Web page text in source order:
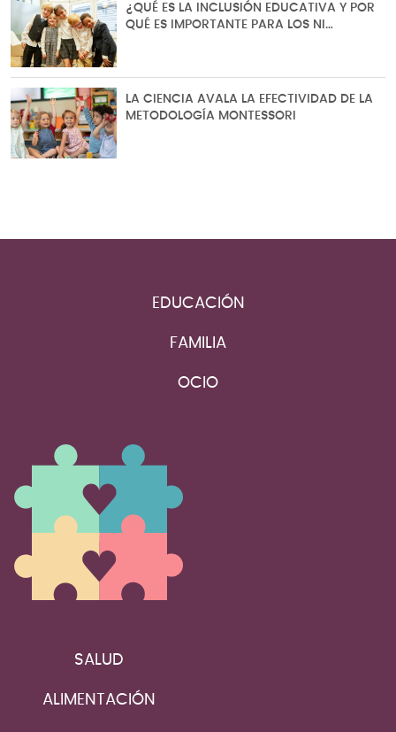
¿QUÉ ES LA INCLUSIÓN EDUCATIVA Y POR
QUÉ ES IMPORTANTE PARA LOS NI…
LA CIENCIA AVALA LA EFECTIVIDAD DE LA
METODOLOGÍA MONTESSORI
EDUCACIÓN
FAMILIA
OCIO
SALUD
ALIMENTACIÓN